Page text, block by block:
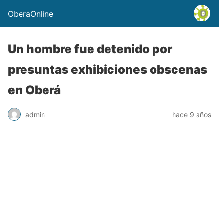
OberaOnline
Un hombre fue detenido por
presuntas exhibiciones obscenas
en Oberá
admin hace 9 años